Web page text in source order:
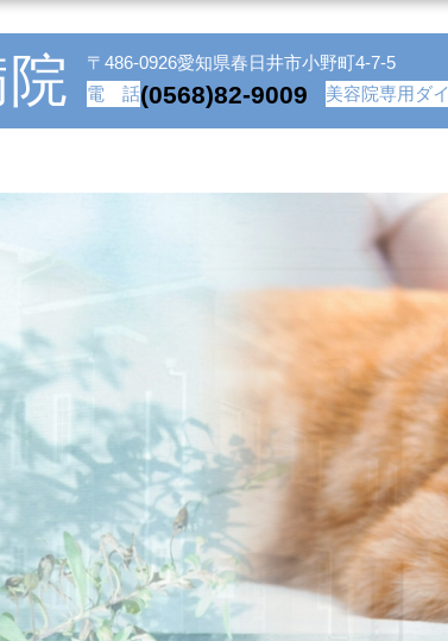
〒486-0926愛知県春日井市小野町4-7-5
電 話(0568)82-9009 美容院専用ダ